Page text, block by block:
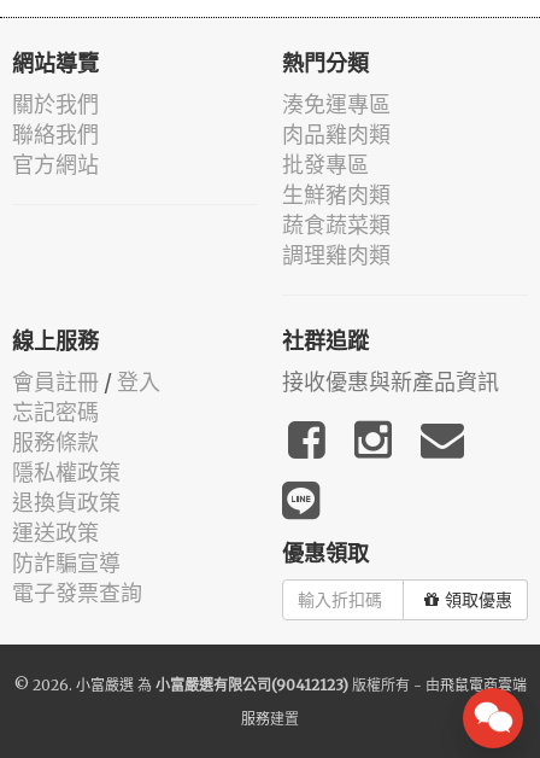
網站導覽
關於我們
聯絡我們
官方網站
熱門分類
湊免運專區
肉品雞肉類
批發專區
生鮮豬肉類
蔬食蔬菜類
調理雞肉類
線上服務
會員註冊 / 登入
忘記密碼
服務條款
隱私權政策
退換貨政策
運送政策
防詐騙宣導
電子發票查詢
社群追蹤
接收優惠與新產品資訊
優惠領取
領取優惠
© 2026. 小富嚴選為 小富嚴選有限公司(90412123)版權所有 - 由飛鼠電商雲端
服務建置